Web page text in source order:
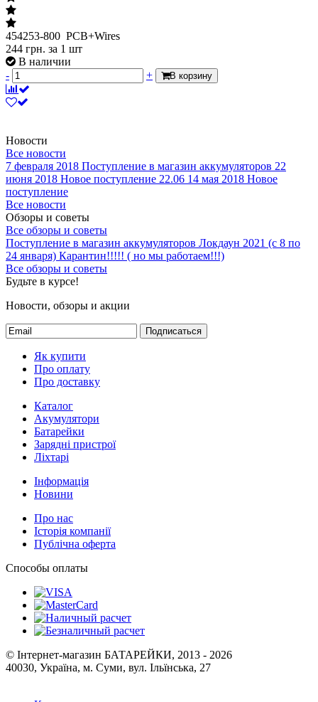
454253-800 PCB+Wires
244 грн. за 1 шт
В наличии
-
+ В корзину
Новости
Все новости
7 февраля 2018 Поступление в магазин аккумуляторов 22
июня 2018 Новое поступление 22.06 14 мая 2018 Новое
поступление
Все новости
Обзоры и советы
Все обзоры и советы
Поступление в магазин аккумуляторов Локдаун 2021 (с 8 по
24 января) Карантин!!!!! ( но мы работаем!!!)
Все обзоры и советы
Будьте в курсе!
Новости, обзоры и акции
Подписаться
Як купити
Про оплату
Про доставку
Каталог
Акумулятори
Батарейки
Зарядні пристрої
Ліхтарі
Інформація
Новини
Про нас
Історія компанії
Публічна оферта
Способы оплаты
© Інтернет-магазин БАТАРЕЙКИ, 2013 - 2026
40030, Україна, м. Суми, вул. Ільїнська, 27